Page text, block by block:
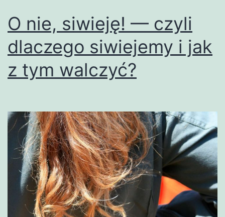
O nie, siwieję! — czyli
dlaczego siwiejemy i jak
z tym walczyć?